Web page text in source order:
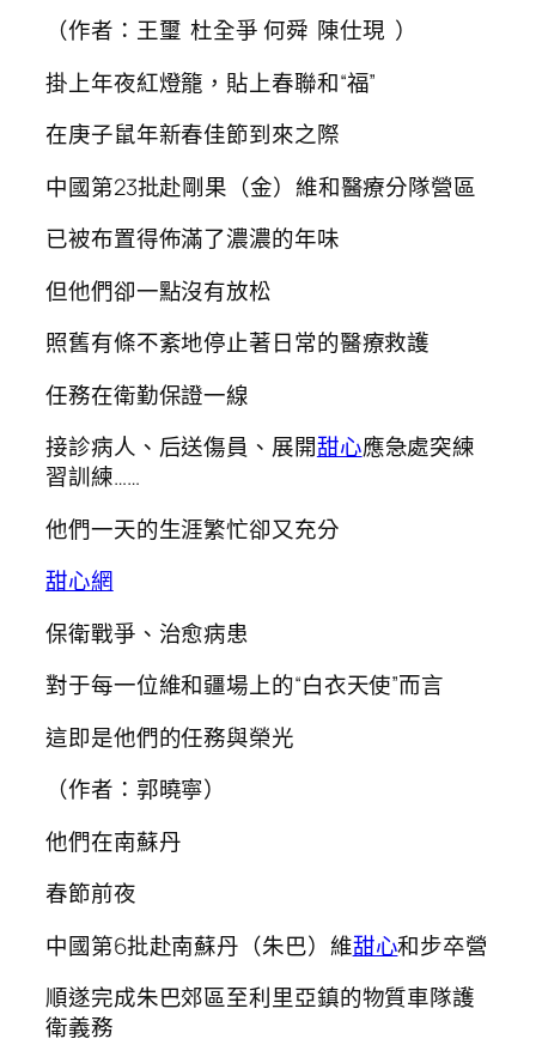
（作者：王璽 杜全爭 何舜 陳仕現 ）
掛上年夜紅燈籠，貼上春聯和“福”
在庚子鼠年新春佳節到來之際
中國第23批赴剛果（金）維和醫療分隊營區
已被布置得佈滿了濃濃的年味
但他們卻一點沒有放松
照舊有條不紊地停止著日常的醫療救護
任務在衛勤保證一線
接診病人、后送傷員、展開甜心應急處突練
習訓練……
他們一天的生涯繁忙卻又充分
甜心網
保衛戰爭、治愈病患
對于每一位維和疆場上的“白衣天使”而言
這即是他們的任務與榮光
（作者：郭曉寧）
他們在南蘇丹
春節前夜
中國第6批赴南蘇丹（朱巴）維甜心和步卒營
順遂完成朱巴郊區至利里亞鎮的物質車隊護
衛義務